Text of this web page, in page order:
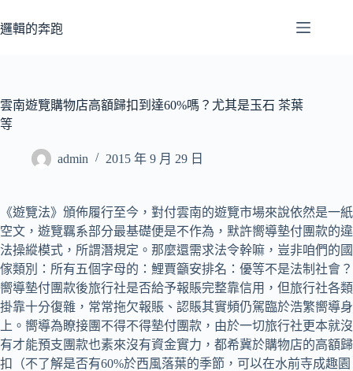
至
容
邏輯的奔跑
雲南遊覽購物店高額歸扣到達60%嗎？尤其是玉石 茶葉
等
admin 2015 年 9 月 29 日
《遊覽法》頒佈履行至今，對付雲南的遊覽市場來說依然是一紙
空文，遊覽羈系部分最基礎便是不作為，默許嚮導墊付團款的違
法操縱模式，所謂潛規定。那麼還需求法令幹嘛，豈非咱們的國
傢類別：所有五個字母的：鯉賈籲安排名：優等不是法制社會？
嚮導墊付團款後旅行社是否給予報賬完整靠信用，但旅行社各類
掛靠十分復雜，常常拖欠報賬、認賬其實頻仍駕臨於浩繁嚮導身
上。嚮導為瞭接團不得不得墊付團款，由於一切旅行社更本就沒
有才能預支團款也素來沒有資金實力，都希冀於購物店的高額歸
扣（不了解是否有60%於西風落葉的季節，可以在水前寺成趣園